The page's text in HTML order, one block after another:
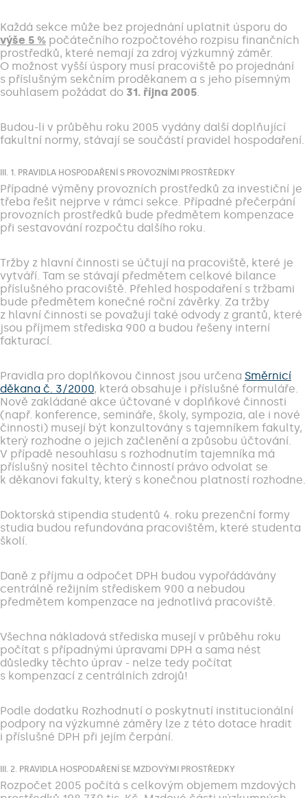
Každá sekce může bez projednání uplatnit úsporu do
výše 5 % počátečního rozpočtového rozpisu finančních
prostředků, které nemají za zdroj výzkumný záměr.
O možnost vyšší úspory musí pracoviště po projednání
s příslušným sekčním proděkanem a s jeho písemným
souhlasem požádat do 31. října 2005.
Budou-li v průběhu roku 2005 vydány další doplňující
fakultní normy, stávají se součástí pravidel hospodaření.
III. 1. PRAVIDLA HOSPODAŘENÍ S PROVOZNÍMI PROSTŘEDKY
Případné výměny provozních prostředků za investiční je
třeba řešit nejprve v rámci sekce. Případné přečerpání
provozních prostředků bude předmětem kompenzace
při sestavování rozpočtu dalšího roku.
Tržby z hlavní činnosti se účtují na pracoviště, které je
vytváří. Tam se stávají předmětem celkové bilance
příslušného pracoviště. Přehled hospodaření s tržbami
bude předmětem konečné roční závěrky. Za tržby
z hlavní činnosti se považují také odvody z grantů, které
jsou příjmem střediska 900 a budou řešeny interní
fakturací.
Pravidla pro doplňkovou činnost jsou určena Směrnicí
děkana č. 3/2000, která obsahuje i příslušné formuláře.
Nově zakládané akce účtované v doplňkové činnosti
(např. konference, semináře, školy, sympozia, ale i nové
činnosti) musejí být konzultovány s tajemníkem fakulty,
který rozhodne o jejich začlenění a způsobu účtování.
V případě nesouhlasu s rozhodnutím tajemníka má
příslušný nositel těchto činností právo odvolat se
k děkanovi fakulty, který s konečnou platností rozhodne.
Doktorská stipendia studentů 4. roku prezenční formy
studia budou refundována pracovištěm, které studenta
školí.
Daně z příjmu a odpočet DPH budou vypořádávány
centrálně režijním střediskem 900 a nebudou
předmětem kompenzace na jednotlivá pracoviště.
Všechna nákladová střediska musejí v průběhu roku
počítat s případnými úpravami DPH a sama nést
důsledky těchto úprav - nelze tedy počítat
s kompenzací z centrálních zdrojů!
Podle dodatku Rozhodnutí o poskytnutí institucionální
podpory na výzkumné záměry lze z této dotace hradit
i příslušné DPH při jejím čerpání.
III. 2. PRAVIDLA HOSPODAŘENÍ SE MZDOVÝMI PROSTŘEDKY
Rozpočet 2005 počítá s celkovým objemem mzdových